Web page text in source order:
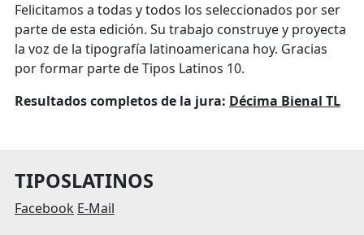
Felicitamos a todas y todos los seleccionados por ser
parte de esta edición. Su trabajo construye y proyecta
la voz de la tipografía latinoamericana hoy. Gracias
por formar parte de Tipos Latinos 10.
Resultados completos de la jura: Décima Bienal TL
TIPOSLATINOS
Facebook E-Mail